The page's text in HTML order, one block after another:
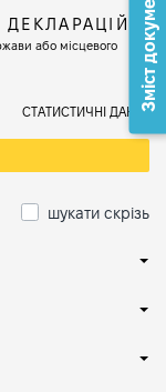
або місцевого
СТАТИСТИЧНІ ДАНІ
шукати скрізь
Зміст документа